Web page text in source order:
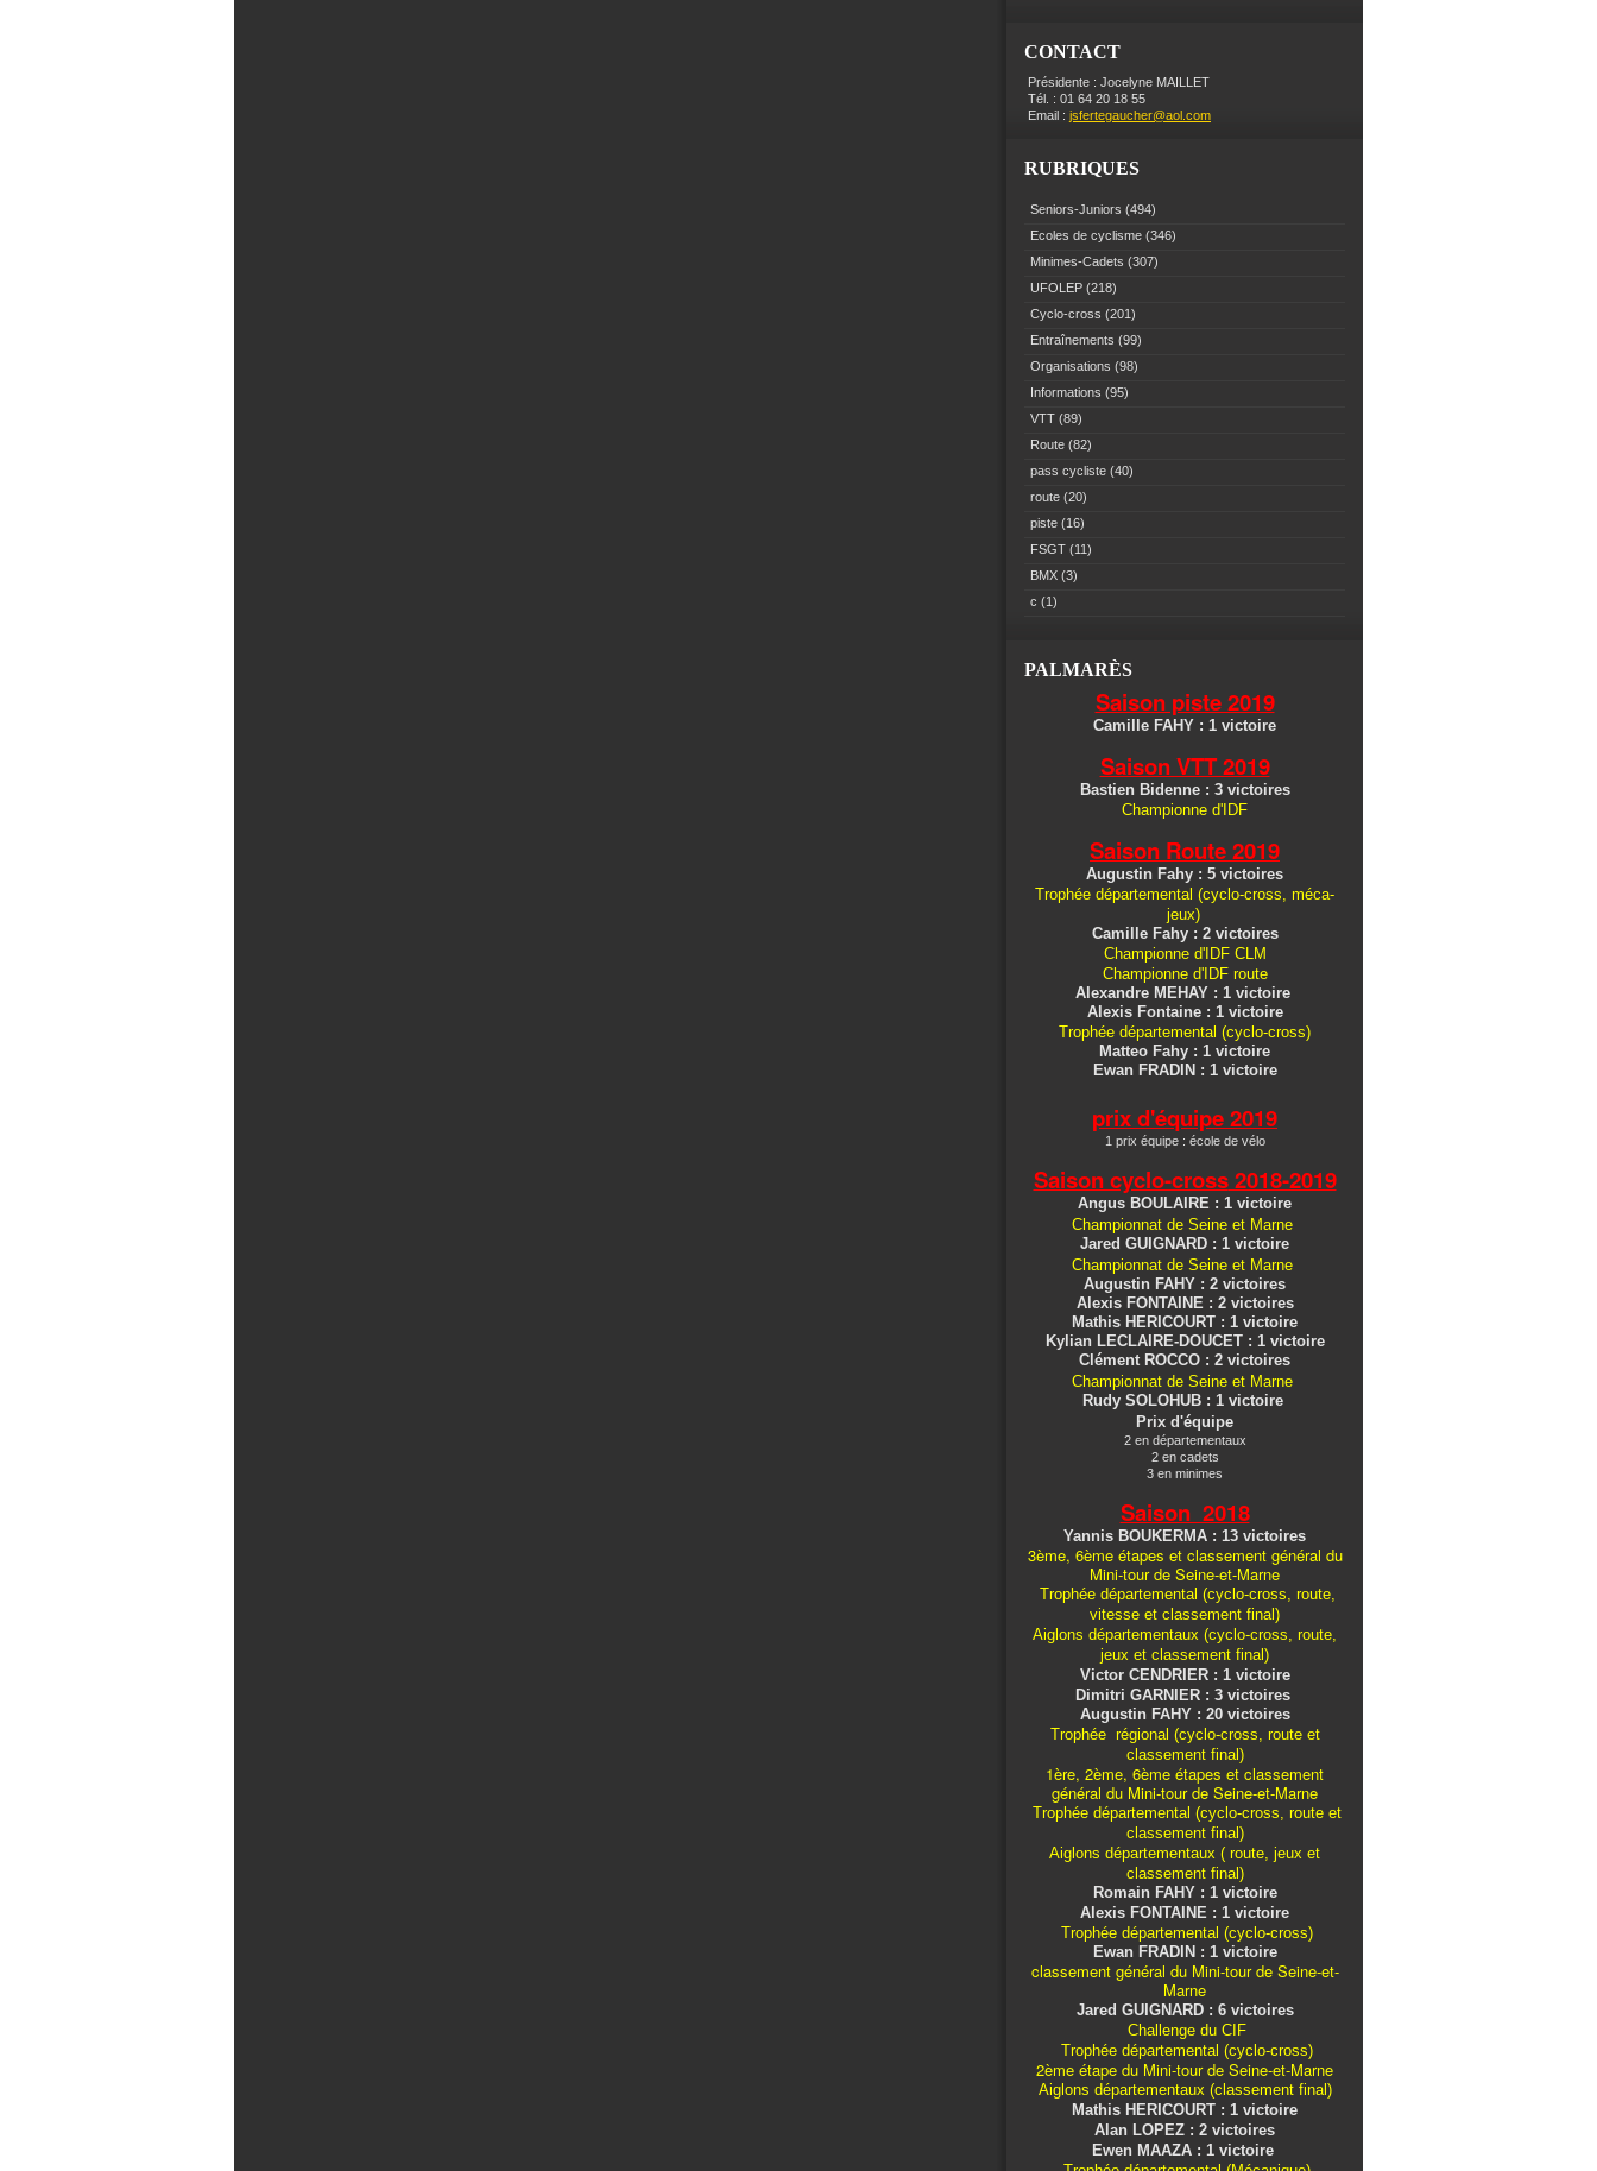
CONTACT
Présidente : Jocelyne MAILLET
Tél. : 01 64 20 18 55
Email : jsfertegaucher@aol.com
RUBRIQUES
Seniors-Juniors (494)
Ecoles de cyclisme (346)
Minimes-Cadets (307)
UFOLEP (218)
Cyclo-cross (201)
Entraînements (99)
Organisations (98)
Informations (95)
VTT (89)
Route (82)
pass cycliste (40)
route (20)
piste (16)
FSGT (11)
BMX (3)
c (1)
PALMARÈS
Saison piste 2019
Camille FAHY : 1 victoire
Saison VTT 2019
Bastien Bidenne : 3 victoires
Championne d'IDF
Saison Route 2019
Augustin Fahy : 5 victoires
Trophée départemental (cyclo-cross, méca-
jeux)
Camille Fahy : 2 victoires
Championne d'IDF CLM
Championne d'IDF route
Alexandre MEHAY : 1 victoire
Alexis Fontaine : 1 victoire
Trophée départemental (cyclo-cross)
Matteo Fahy : 1 victoire
Ewan FRADIN : 1 victoire
prix d'équipe 2019
1 prix équipe : école de vélo
Saison cyclo-cross2018-2019
Angus BOULAIRE : 1 victoire
Championnat de Seine et Marne
Jared GUIGNARD : 1 victoire
Championnat de Seine et Marne
Augustin FAHY : 2 victoires
Alexis FONTAINE : 2 victoires
Mathis HERICOURT : 1 victoire
Kylian LECLAIRE-DOUCET : 1 victoire
Clément ROCCO : 2 victoires
Championnat de Seine et Marne
Rudy SOLOHUB : 1 victoire
Prix d'équipe
2 en départementaux
2 en cadets
3 en minimes
Saison 2018
Yannis BOUKERMA : 13 victoires
3ème, 6ème étapes et classement général du
Mini-tour de Seine-et-Marne
Trophée départemental (cyclo-cross, route,
vitesse et classement final)
Aiglons départementaux (cyclo-cross, route,
jeux et classement final)
Victor CENDRIER : 1 victoire
Dimitri GARNIER : 3 victoires
Augustin FAHY : 20 victoires
Trophée régional (cyclo-cross, route et
classement final)
1ère, 2ème, 6ème étapes et classement
général du Mini-tour de Seine-et-Marne
Trophée départemental (cyclo-cross, route et
classement final)
Aiglons départementaux ( route, jeux et
classement final)
Romain FAHY : 1 victoire
Alexis FONTAINE : 1 victoire
Trophée départemental (cyclo-cross)
Ewan FRADIN : 1 victoire
classement général du Mini-tour de Seine-et-
Marne
Jared GUIGNARD : 6 victoires
Challenge du CIF
Trophée départemental (cyclo-cross)
2ème étape du Mini-tour de Seine-et-Marne
Aiglons départementaux (classement final)
Mathis HERICOURT : 1 victoire
Alan LOPEZ : 2 victoires
Ewen MAAZA : 1 victoire